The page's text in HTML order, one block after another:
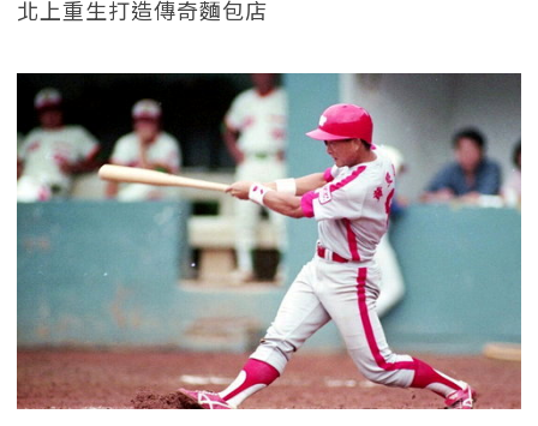
北上重生打造傳奇麵包店